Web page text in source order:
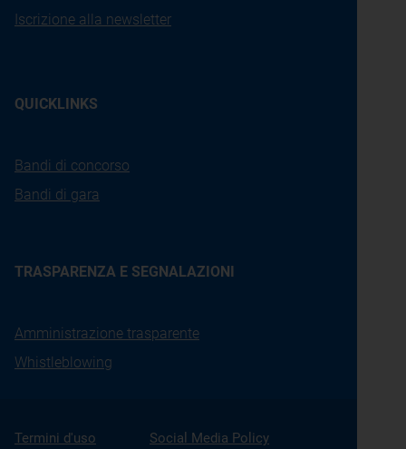
Iscrizione alla newsletter
QUICKLINKS
Bandi di concorso
Bandi di gara
TRASPARENZA E SEGNALAZIONI
Amministrazione trasparente
Whistleblowing
Termini d'uso Social Media Policy